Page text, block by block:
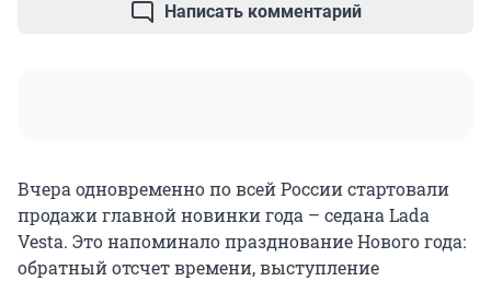
Написать комментарий
Вчера одновременно по всей России стартовали
продажи главной новинки года – седана Lada
Vesta. Это напоминало празднование Нового года:
обратный отсчет времени, выступление